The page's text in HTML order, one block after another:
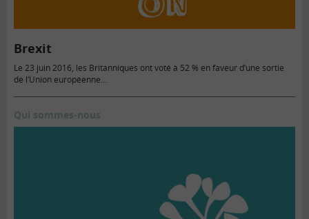
Brexit
Le 23 juin 2016, les Britanniques ont voté à 52 % en faveur d’une sortie
de l’Union européenne…
Qui sommes-nous